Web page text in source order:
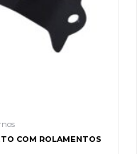
COM ROLAMENTOS